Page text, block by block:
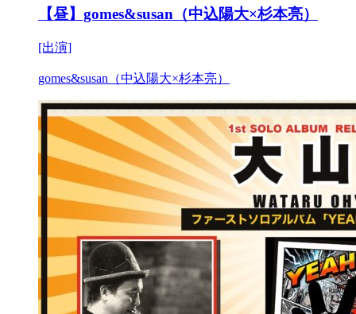
【昼】gomes&susan（中込陽大×杉本亮）
[出演]
gomes&susan（中込陽大×杉本亮）